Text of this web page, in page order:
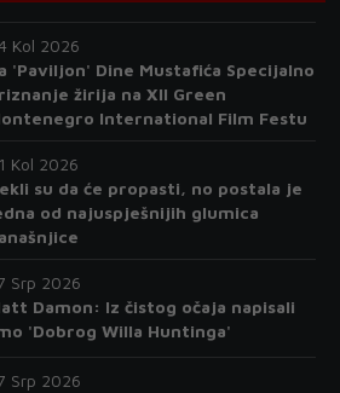
Kol 2026
'Paviljon' Dine Mustafića Specijalno
žirija na XII Green
International Film Festu
Kol 2026
su da će propasti, no postala je
od najuspješnijih glumica
Srp 2026
Damon: Iz čistog očaja napisali
'Dobrog Willa Huntinga'
Srp 2026